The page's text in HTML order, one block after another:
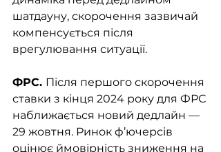
шатдауну, скорочення зазвичай
компенсується після
врегулювання ситуації.
ФРС. Після першого скорочення
ставки з кінця 2024 року для ФРС
наближається новий дедлайн —
29 жовтня. Ринок ф’ючерсів
оцінює ймовірність зниження на